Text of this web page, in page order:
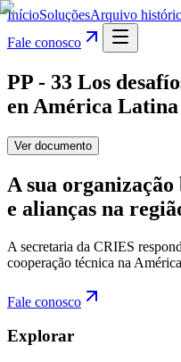
InícioSoluçõesArquivo
Fale conosco
PP - 33 Los
en América Latina
Ver documento
A sua organização
e alianças na
A secretaria da CRIES
cooperação técnica na
Fale conosco
Explorar